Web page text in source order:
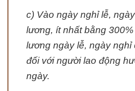
c) Vào ngày nghỉ lễ,
lương, ít nhất bằng
lương ngày lễ, ngày
đối với người lao động
ngày.